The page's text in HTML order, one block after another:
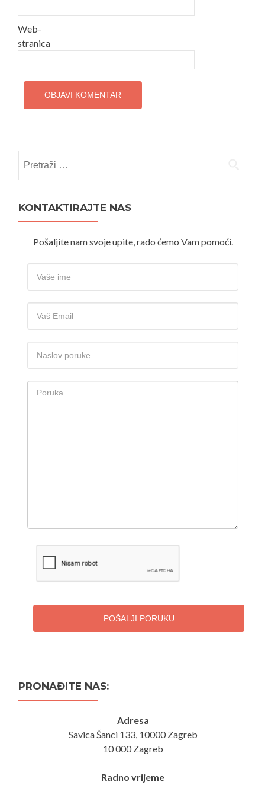
Web-
stranica
KONTAKTIRAJTE NAS
Pošaljite nam svoje upite, rado ćemo Vam pomoći.
POŠALJI PORUKU
PRONAĐITE NAS:
Adresa
Savica Šanci 133, 10000 Zagreb
10 000 Zagreb
Radno vrijeme